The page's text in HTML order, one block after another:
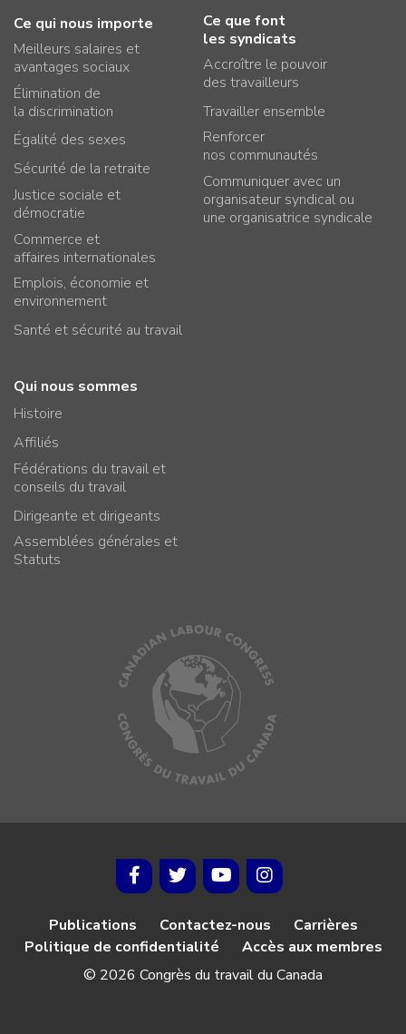
Ce qui nous importe
Meilleurs salaires et
avantages sociaux
Élimination de
la discrimination
Égalité des sexes
Sécurité de la retraite
Justice sociale et
démocratie
Commerce et
affaires internationales
Emplois, économie et
environnement
Santé et sécurité au travail
Ce que font
les syndicats
Accroître le pouvoir
des travailleurs
Travailler ensemble
Renforcer
nos communautés
Communiquer avec un
organisateur syndical ou
une organisatrice syndicale
Qui nous sommes
Histoire
Affiliés
Fédérations du travail et
conseils du travail
Dirigeante et dirigeants
Assemblées générales et
Statuts
Publications Contactez-nous
Carrières
Politique de confidentialité
Accès aux membres
© 2026 Congrès du travail du Canada